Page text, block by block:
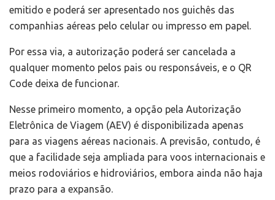
emitido e poderá ser apresentado nos guichês das
companhias aéreas pelo celular ou impresso em papel.
Por essa via, a autorização poderá ser cancelada a
qualquer momento pelos pais ou responsáveis, e o QR
Code deixa de funcionar.
Nesse primeiro momento, a opção pela Autorização
Eletrônica de Viagem (AEV) é disponibilizada apenas
para as viagens aéreas nacionais. A previsão, contudo, é
que a facilidade seja ampliada para voos internacionais e
meios rodoviários e hidroviários, embora ainda não haja
prazo para a expansão.